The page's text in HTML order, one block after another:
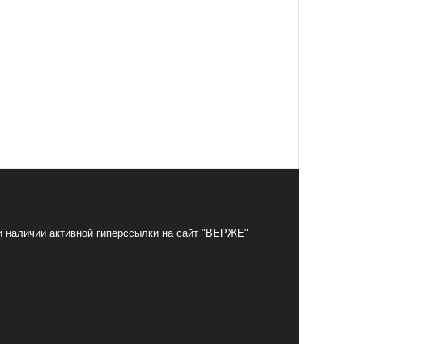
наличии активной гиперссылки на сайт "ВЕРЖЕ"